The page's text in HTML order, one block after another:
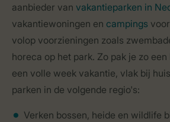
aanbieder van vakantieparken in
vakantiewoningen en campings
volop voorzieningen zoals
horeca op het park. Zo pak je zo
een volle week vakantie, vlak bij
parken in de volgende regio's:
Verken bossen, heide en wildlife